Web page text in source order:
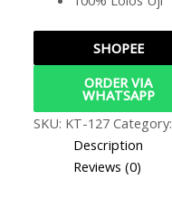
SHOPEE
ORDER VIA
WHATSAPP
SKU: KT-127 Category:
Description
Reviews (0)